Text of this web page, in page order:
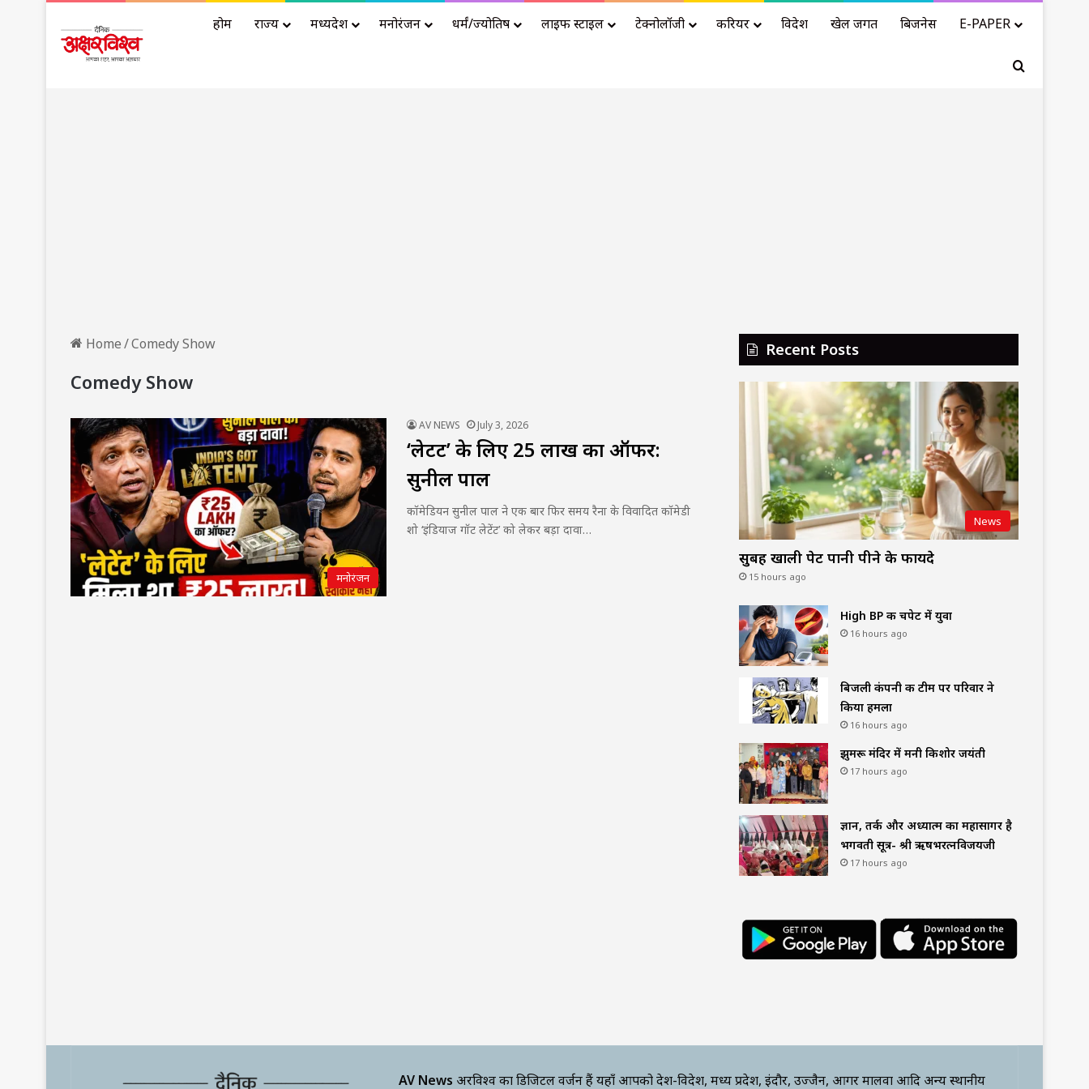
होम राज्य मध्यप्रदेश मनोरंजन धर्मं/ज्योतिष लाइफ स्टाइल टेक्नोलॉजी करियर विदेश खेल जगत बिजनेस E-PAPER
Search for
Home/Comedy Show
Comedy Show
मनोरंजन
AV NEWS July 3, 2026
‘लेटेंट’ के लिए ₹25 लाख का ऑफर:
सुनील पाल
कॉमेडियन सुनील पाल ने एक बार फिर समय रैना के विवादित कॉमेडी
शो ‘इंडियाज गॉट लेटेंट’ को लेकर बड़ा दावा…
Recent Posts
News
सुबह खाली पेट पानी पीने के फायदे
15 hours ago
High BP की चपेट में युवा
16 hours ago
बिजली कंपनी की टीम पर परिवार ने
किया हमला
16 hours ago
झुमरू मंदिर में मनी किशोर जयंती
17 hours ago
ज्ञान, तर्क और अध्यात्म का महासागर है
भगवती सूत्र- श्री ऋषभरत्नविजयजी
17 hours ago
AV News अक्षरविश्व का डिजिटल वर्जन हैं यहाँ आपको देश-विदेश, मध्य प्रदेश, इंदौर, उज्जैन, आगर मालवा आदि अन्य स्थानीय